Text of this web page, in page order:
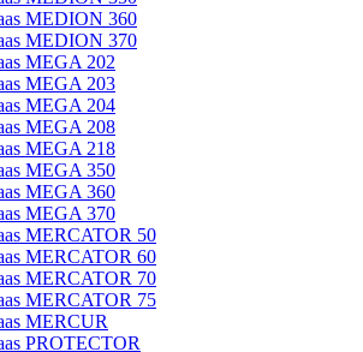
MEDION 360
MEDION 370
MEGA 202
MEGA 203
MEGA 204
MEGA 208
MEGA 218
MEGA 350
MEGA 360
MEGA 370
MERCATOR 50
MERCATOR 60
MERCATOR 70
MERCATOR 75
MERCUR
PROTECTOR